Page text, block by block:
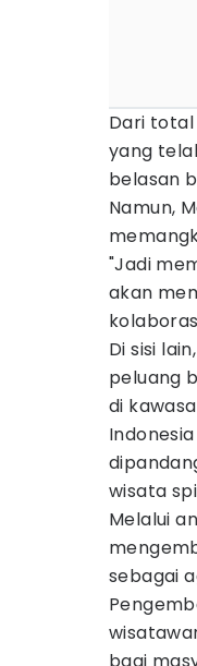
Dari
yang
belasan
Namun,
"Jadi
akan
Di sisi
peluang
di
wisata
Melalui
sebagai